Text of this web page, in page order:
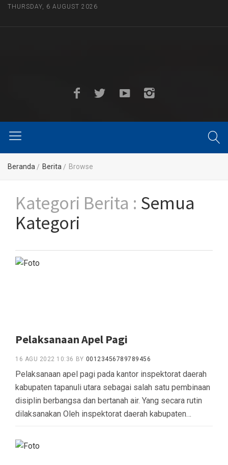
THURSDAY, 6 AUGUST 2026
Beranda Berita Browse
Kategori Berita : Semua
Kategori
Pelaksanaan Apel Pagi
16 AGU 2022 10:36 BY 00123456789789456
Pelaksanaan apel pagi pada kantor inspektorat daerah
kabupaten tapanuli utara sebagai salah satu pembinaan
disiplin berbangsa dan bertanah air. Yang secara rutin
dilaksanakan Oleh inspektorat daerah kabupaten…